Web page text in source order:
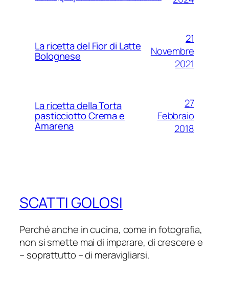
La ricetta del Fior di Latte
Bolognese
21
Novembre
2021
La ricetta della Torta
pasticciotto Crema e
Amarena
27
Febbraio
2018
SCATTI GOLOSI
Perché anche in cucina, come in fotografia,
non si smette mai di imparare, di crescere e
– soprattutto – di meravigliarsi.